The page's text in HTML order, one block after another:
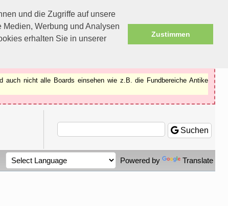
und die Zugriffe auf unsere
Werbung und Analysen
erhalten Sie in unserer
Zustimmen
auch nicht alle Boards einsehen wie z.B. die Fundbereiche Antike
Suchen
Powered by Translate